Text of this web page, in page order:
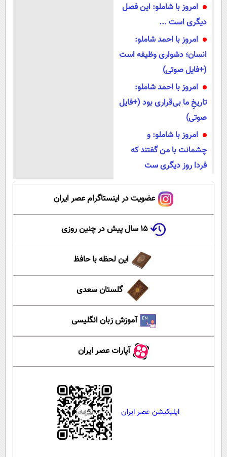
امروز با شاملو: این فصل
دیگری است ...
امروز با احمد شاملو:
انسان؛ دشواری وظیفه است
(+فایل صوتی)
امروز با احمد شاملو:
تاریخِ ما بی‌قراری بود (+فایل
صوتی)
امروز با شاملو: و
چشمانت با من گفتند که
فردا روز دیگری ست
عضویت در اینستاگرام عصر ایران
۱۵ سال پیش در چنین روزی
این لحظه با حافظ
گلستان سعدی
آموزش زبان انگلیسی
آپارات عصر ایران
اپلیکیشن عصر ایران